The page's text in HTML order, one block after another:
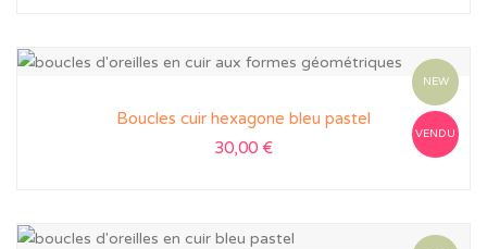
NEW
VENDU
Boucles cuir hexagone bleu pastel
30,00 €